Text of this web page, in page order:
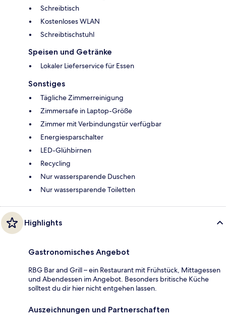
Schreibtisch
Kostenloses WLAN
Schreibtischstuhl
Speisen und Getränke
Lokaler Lieferservice für Essen
Sonstiges
Tägliche Zimmerreinigung
Zimmersafe in Laptop-Größe
Zimmer mit Verbindungstür verfügbar
Energiesparschalter
LED-Glühbirnen
Recycling
Nur wassersparende Duschen
Nur wassersparende Toiletten
Highlights
Gastronomisches Angebot
RBG Bar and Grill – ein Restaurant mit Frühstück, Mittagessen
und Abendessen im Angebot. Besonders britische Küche
solltest du dir hier nicht entgehen lassen.
Auszeichnungen und Partnerschaften